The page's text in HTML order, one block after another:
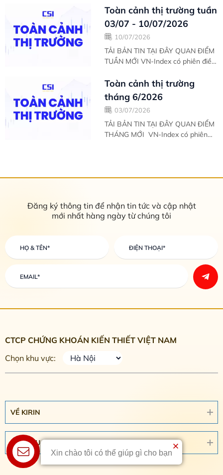
của VN-Index trong tuần giao dịch
vừa qua....
Toàn cảnh thị trường tuần
03/07 - 10/07/2026
10/07/2026
TẢI BẢN TIN TẠI ĐÂY QUAN ĐIỂM
TUẦN MỚI VN-Index có phiên điều
tuần với thanh khoản tương
đương...
Toàn cảnh thị trường
tháng 6/2026
03/07/2026
TẢI BẢN TIN TẠI ĐÂY QUAN ĐIỂM
THÁNG MỚI VN-Index có phiên
Đăng ký thông tin để nhận tin tức và cập nhật
mới nhất hàng ngày từ chúng tôi
CTCP CHỨNG KHOÁN KIẾN THIẾT VIỆT NAM
Chọn khu vực:
VỀ KIRIN
DỊCH VỤ
Xin chào tôi có thể giúp gì cho bạn